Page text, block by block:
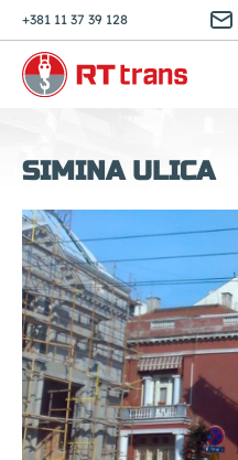
+381 11 37 39 128
SIMINA ULICA